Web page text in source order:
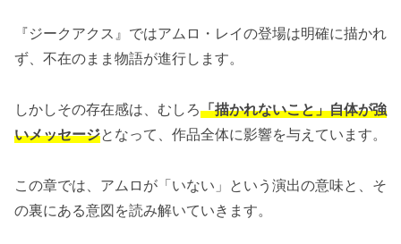
『ジークアクス』ではアムロ・レイの登場は明確に描かれ
ず、不在のまま物語が進行します。
しかしその存在感は、むしろ「描かれないこと」自体が強
いメッセージとなって、作品全体に影響を与えています。
この章では、アムロが「いない」という演出の意味と、そ
の裏にある意図を読み解いていきます。